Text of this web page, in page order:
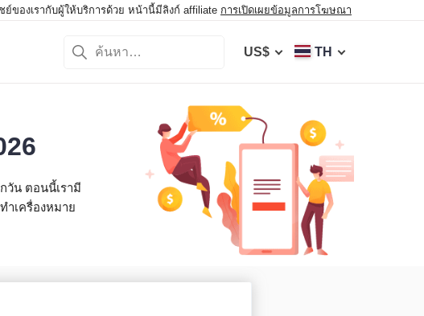
ของเรากับผู้ให้บริการด้วย หน้านี้มีลิงก์ affiliate การเปิดเผยข้อมูลการโฆษณา
US$ TH
วัน ตอนนี้เรามี
ำเครื่องหมาย